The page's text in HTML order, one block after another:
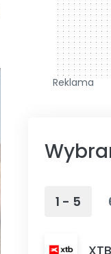
Reklama
1 - 5
XTB